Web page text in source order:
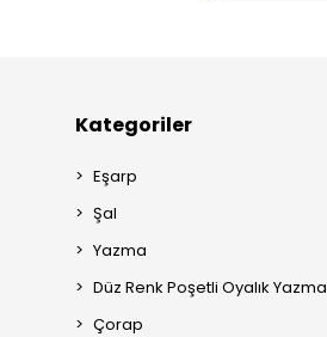
Kategoriler
Eşarp
Şal
Yazma
Düz Renk Poşetli Oyalık Yazma
Çorap